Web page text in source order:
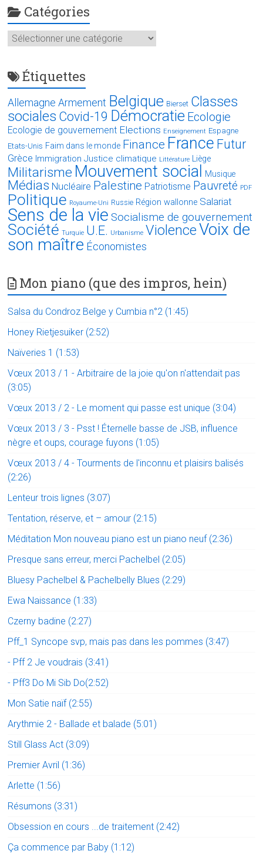
Catégories
Catégories
Étiquettes
Allemagne Armement Belgique Bierset Classes
sociales Covid-19 Démocratie Ecologie
Ecologie de gouvernement Elections Enseignement Espagne
Etats-Unis Faim dans le monde Finance France Futur
Grèce Immigration Justice climatique Littérature Liège
Militarisme Mouvement social Musique
Médias Nucléaire Palestine Patriotisme Pauvreté PDF
Politique Royaume-Uni Russie Région wallonne Salariat
Sens de la vie Socialisme de gouvernement
Société Turquie U.E. Urbanisme ViolenceVoix de
son maître Économistes
Mon piano (que des impros, hein)
Salsa du Condroz Belge y Cumbia n°2 (1:45)
Honey Rietjesuiker (2:52)
Naïveries 1 (1:53)
Vœux 2013 / 1 - Arbitraire de la joie qu'on n'attendait pas
(3:05)
Vœux 2013 / 2 - Le moment qui passe est unique (3:04)
Vœux 2013 / 3 - Psst ! Éternelle basse de JSB, influence
nègre et oups, courage fuyons (1:05)
Vœux 2013 / 4 - Tourments de l'inconnu et plaisirs balisés
(2:26)
Lenteur trois lignes (3:07)
Tentation, réserve, et – amour (2:15)
Méditation Mon nouveau piano est un piano neuf (2:36)
Presque sans erreur, merci Pachelbel (2:05)
Bluesy Pachelbel & Pachelbelly Blues (2:29)
Ewa Naissance (1:33)
Czerny badine (2:27)
Pff_1 Syncope svp, mais pas dans les pommes (3:47)
- Pff 2 Je voudrais (3:41)
- Pff3 Do Mi Sib Do(2:52)
Mon Satie naïf (2:55)
Arythmie 2 - Ballade et balade (5:01)
Still Glass Act (3:09)
Premier Avril (1:36)
Arlette (1:56)
Résumons (3:31)
Obsession en cours ...de traitement (2:42)
Ça commence par Baby (1:12)